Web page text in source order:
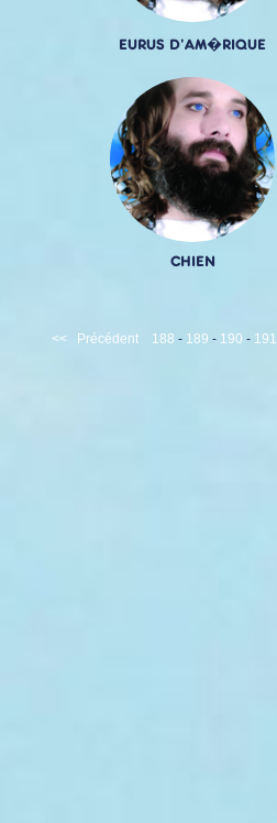
EURUS D'AM�RIQUE
CHIEN
<< Précédent 188 - 189 - 190 - 191